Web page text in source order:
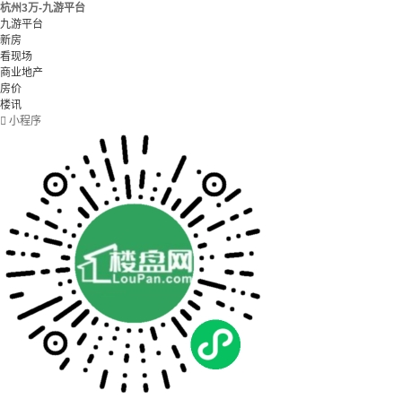
杭州3万-九游平台
九游平台
新房
看现场
商业地产
房价
楼讯
 小程序